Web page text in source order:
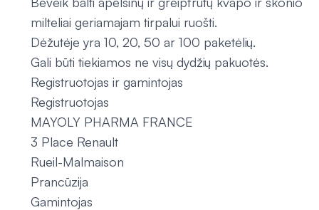
milteliai geriamajam tirpalui ruošti.
Dėžutėje yra 10, 20, 50 ar 100 paketėlių.
Gali būti tiekiamos ne visų dydžių pakuotės.
Registruotojas ir gamintojas
Registruotojas
MAYOLY PHARMA FRANCE
3 Place Renault
Rueil-Malmaison
Prancūzija
Gamintojas